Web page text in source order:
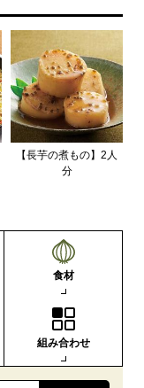
【長芋の煮もの】2人
分
食材
組み合わせ